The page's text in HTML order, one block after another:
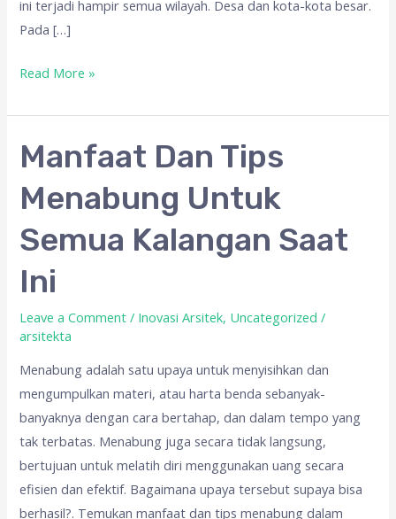
ini terjadi hampir semua wilayah. Desa dan kota-kota besar.
Pada […]
Read More »
Manfaat Dan Tips
Menabung Untuk
Semua Kalangan Saat
Ini
Leave a Comment / Inovasi Arsitek, Uncategorized /
arsitekta
Menabung adalah satu upaya untuk menyisihkan dan
mengumpulkan materi, atau harta benda sebanyak-
banyaknya dengan cara bertahap, dan dalam tempo yang
tak terbatas. Menabung juga secara tidak langsung,
bertujuan untuk melatih diri menggunakan uang secara
efisien dan efektif. Bagaimana upaya tersebut supaya bisa
berhasil?. Temukan manfaat dan tips menabung dalam
Manfaat
Dan
Tips
Untuk
Semua
Kalangan
Saat
Ini